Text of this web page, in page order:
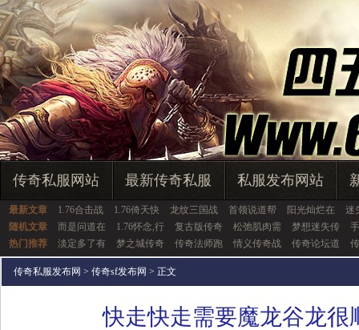
传奇私服网站 最新传奇私服 私服发布网站
最新文章 1.76合击战 1.76倚天快 龙纹三国战 首领说道帮 阳光灿烂在
迷
随机文章
而是问道在 1.76怀念,行 复古版传奇 松弛肌肉需 梦想迷失传
热门推荐
淡定多了有 梦之城传奇 传奇法师跑 情义传奇战 传奇论坛道
传奇私服发布网 > 传奇sf发布网 > 正文
快走快走需要魔龙谷龙很